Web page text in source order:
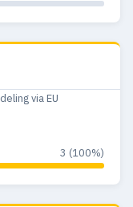
via EU
3 (100%)